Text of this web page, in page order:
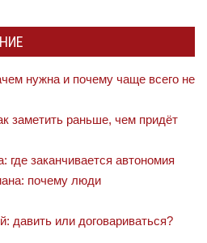
нужна и почему чаще всего не
заметить раньше, чем придёт
где заканчивается автономия
почему люди
давить или договариваться?